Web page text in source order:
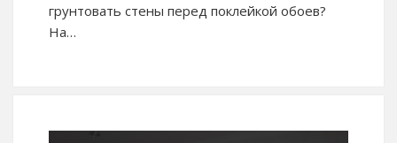
грунтовать стены перед поклейкой обоев?
На…